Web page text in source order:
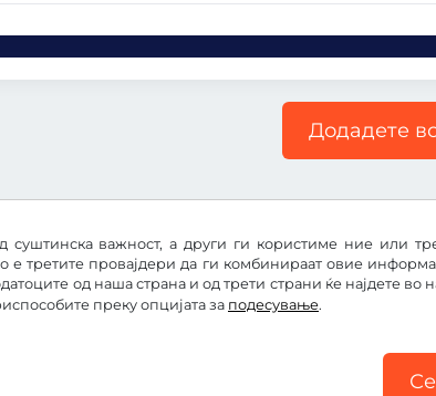
важност, а други ги користиме ние или
провајдери да ги комбинираат овие
од наша страна и од трети страни ќе најдете во
преку опцијата за подесување.
Додадете